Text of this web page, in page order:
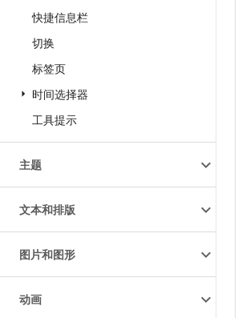
快捷信息栏
切换
标签页
时间选择器
工具提示
主题
文本和排版
图片和图形
动画